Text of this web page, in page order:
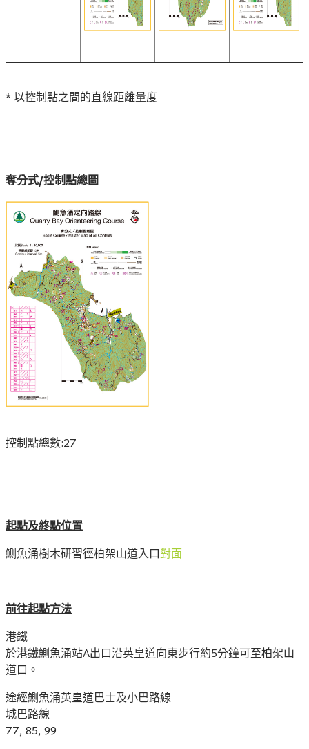
* 以控制點之間的直線距離量度
奪分式/控制點總圖
控制點總數:27
起點及終點位置
鰂魚涌樹木研習徑柏架山道入口對面
前往起點方法
港鐵
於港鐵鰂魚涌站A出口沿英皇道向東步行約5分鐘可至柏架山
道口。
途經鰂魚涌英皇道巴士及小巴路線
城巴路線
77, 85, 99